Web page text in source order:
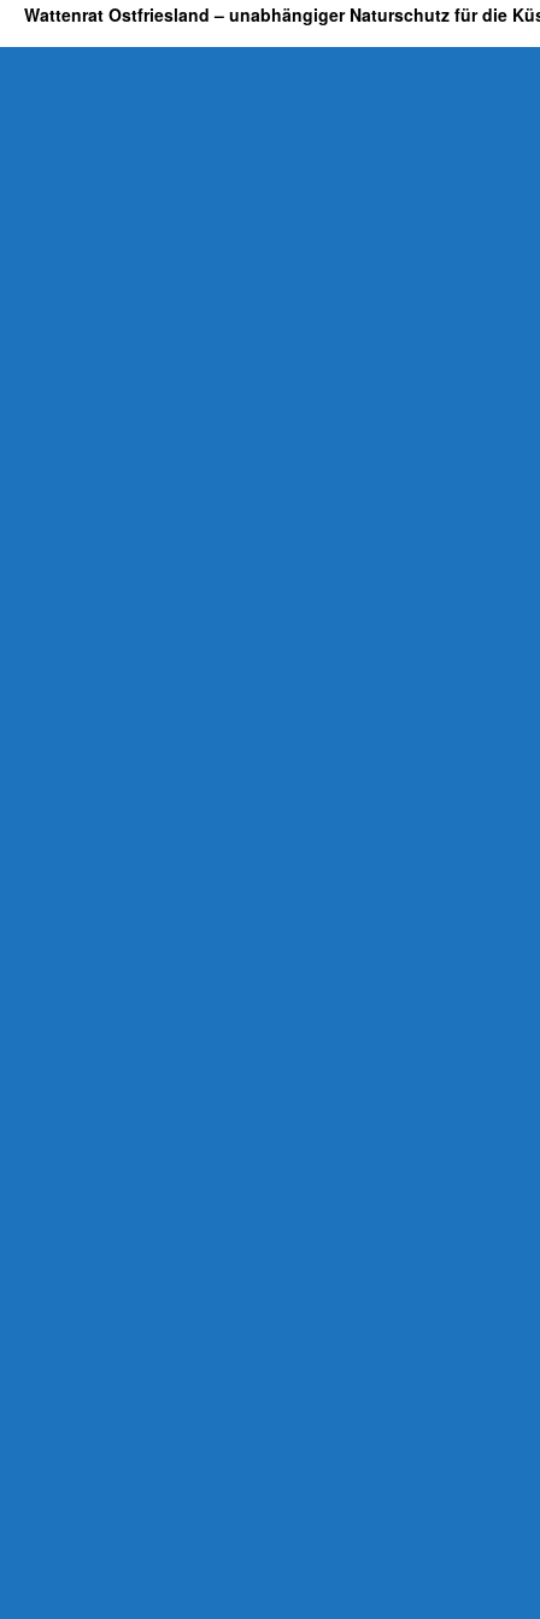
Wattenrat Ostfriesland – unabhängiger Naturschutz für die